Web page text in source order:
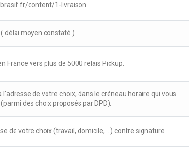
content/1-livraison
délai moyen constaté )
France vers plus de 5000 relais Pickup.
l'adresse de votre choix, dans le créneau horaire qui vous
des choix proposés par DPD).
de votre choix (travail, domicile, ...) contre signature